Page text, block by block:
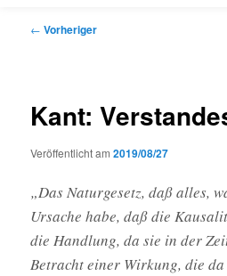
Beitragsnavigation
← Vorheriger
Kant:
Veröffentlicht am2019/08/27
„Das Naturgesetz, daß alles,
Ursache habe, daß die
die Handlung, da sie in der
Betracht einer Wirkung, die